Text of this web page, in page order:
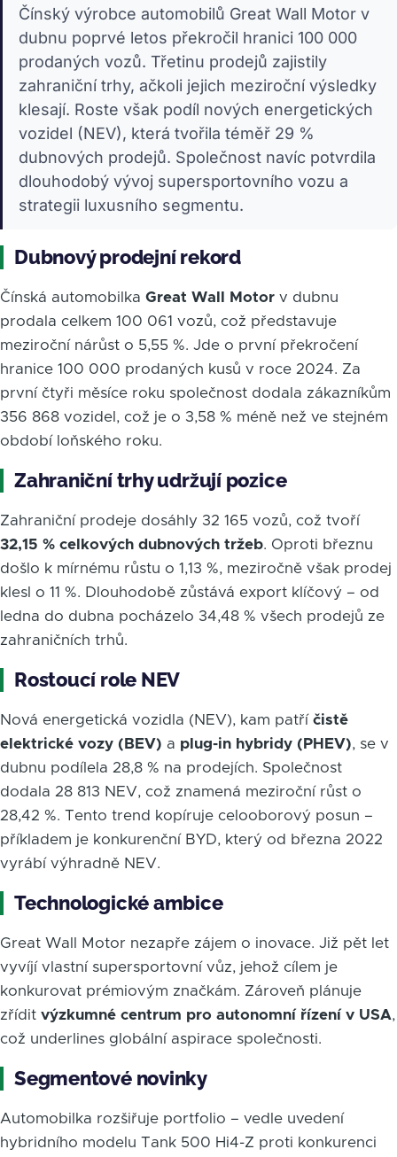
Čínský výrobce automobilů Great Wall Motor v
dubnu poprvé letos překročil hranici 100 000
prodaných vozů. Třetinu prodejů zajistily
zahraniční trhy, ačkoli jejich meziroční výsledky
klesají. Roste však podíl nových energetických
vozidel (NEV), která tvořila téměř 29 %
dubnových prodejů. Společnost navíc potvrdila
dlouhodobý vývoj supersportovního vozu a
strategii luxusního segmentu.
Dubnový prodejní rekord
Čínská automobilka Great Wall Motor v dubnu
prodala celkem 100 061 vozů, což představuje
meziroční nárůst o 5,55 %. Jde o první překročení
hranice 100 000 prodaných kusů v roce 2024. Za
první čtyři měsíce roku společnost dodala zákazníkům
356 868 vozidel, což je o 3,58 % méně než ve stejném
období loňského roku.
Zahraniční trhy udržují pozice
Zahraniční prodeje dosáhly 32 165 vozů, což tvoří
32,15 % celkových dubnových tržeb. Oproti březnu
došlo k mírnému růstu o 1,13 %, meziročně však prodej
klesl o 11 %. Dlouhodobě zůstává export klíčový – od
ledna do dubna pocházelo 34,48 % všech prodejů ze
zahraničních trhů.
Rostoucí role NEV
Nová energetická vozidla (NEV), kam patří čistě
elektrické vozy (BEV) a plug-in hybridy (PHEV), se v
dubnu podílela 28,8 % na prodejích. Společnost
dodala 28 813 NEV, což znamená meziroční růst o
28,42 %. Tento trend kopíruje celooborový posun –
příkladem je konkurenční BYD, který od března 2022
vyrábí výhradně NEV.
Technologické ambice
Great Wall Motor nezapře zájem o inovace. Již pět let
vyvíjí vlastní supersportovní vůz, jehož cílem je
konkurovat prémiovým značkám. Zároveň plánuje
zřídit výzkumné centrum pro autonomní řízení v USA,
což underlines globální aspirace společnosti.
Segmentové novinky
Automobilka rozšiřuje portfolio – vedle uvedení
hybridního modelu Tank 500 Hi4-Z proti konkurenci